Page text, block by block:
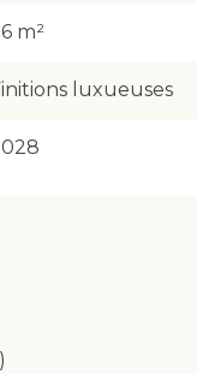
m²
luxueuses